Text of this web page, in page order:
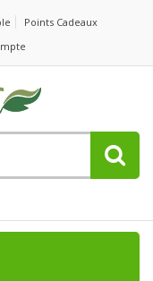
Points Cadeaux